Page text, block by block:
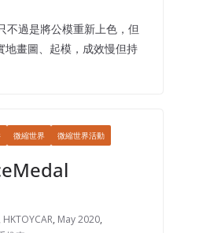
不過是將公模重新上色，但
地畫圖、起模，成效慢但持
微縮世界 微縮世界活動
HKTOYCAR, May 2020,